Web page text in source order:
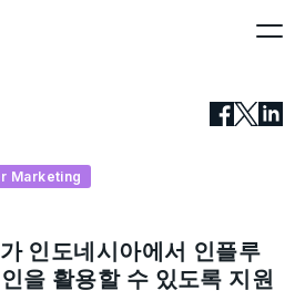
Marketing
인도네시아에서 인플루
을 활용할 수 있도록 지원